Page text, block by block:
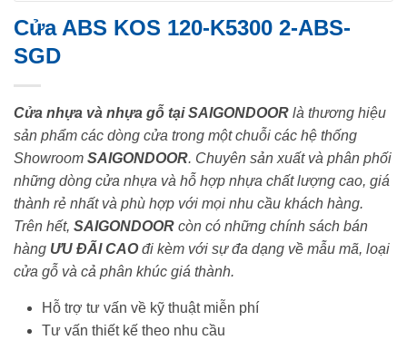
Cửa ABS KOS 120-K5300 2-ABS-
SGD
Cửa nhựa và nhựa gỗ tại SAIGONDOOR là thương hiệu
sản phẩm các dòng cửa trong một chuỗi các hệ thống
Showroom SAIGONDOOR. Chuyên sản xuất và phân phối
những dòng cửa nhựa và hỗ hợp nhựa chất lượng cao, giá
thành rẻ nhất và phù hợp với mọi nhu cầu khách hàng.
Trên hết, SAIGONDOOR còn có những chính sách bán
hàng ƯU ĐÃI CAOđi kèm với sự đa dạng về mẫu mã, loại
cửa gỗ và cả phân khúc giá thành.
Hỗ trợ tư vấn về kỹ thuật miễn phí
Tư vấn thiết kế theo nhu cầu